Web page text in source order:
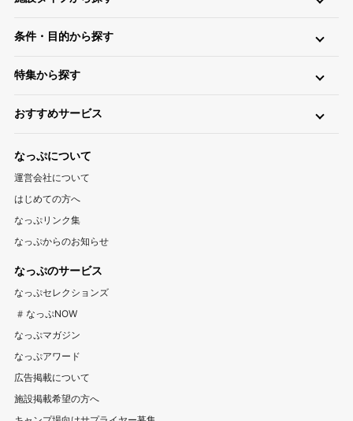
東京キャンプ場 神奈川キャンプ場
群馬キャンプ場
北陸・甲信越
山梨キャンプ場
富山キャンプ場 石川キャンプ場
東海
関西
区画サイト フリーサイト
条件・目的から探す
無料 手ぶら（レンタル）
特集から探す
ペットと一緒に遊べるキャンプ場特集
標高が高いキャンプ場特集
おすすめサービス
登山情報サイト YAMA HACK
自転車情報サイト CYCLEHACK
バーベキュー情報サイト BBQ HACK
中古アウトドア用品販売サイト UZD
バーベキュー検索予約サイト Hero！
なっぷについて
運営会社について
はじめての方へ
なっぷリンク集
なっぷからのお知らせ
なっぷのサービス
なっぷセレクションズ
#なっぷNOW
なっぷマガジン
なっぷアワード
広告掲載について
施設掲載希望の方へ